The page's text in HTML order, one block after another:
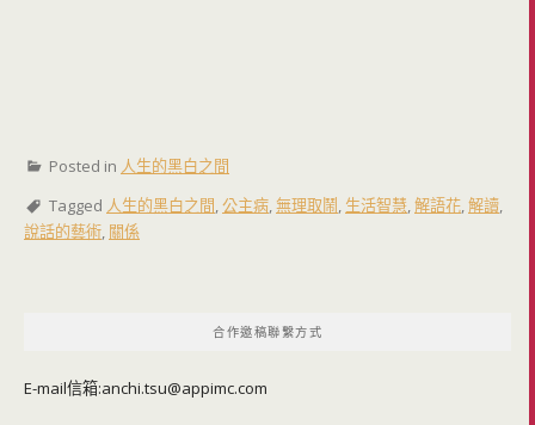
Posted in 人生的黑白之間
Tagged 人生的黑白之間,公主病,無理取鬧, 生活智慧,解語花,解讀,
說話的藝術, 關係
合作邀稿聯繫方式
E-mail信箱:anchi.tsu@appimc.com